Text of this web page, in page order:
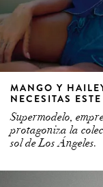
MANGO Y
NECESITAS
Supermodelo,
protagoniza la
sol de Los Ángeles.